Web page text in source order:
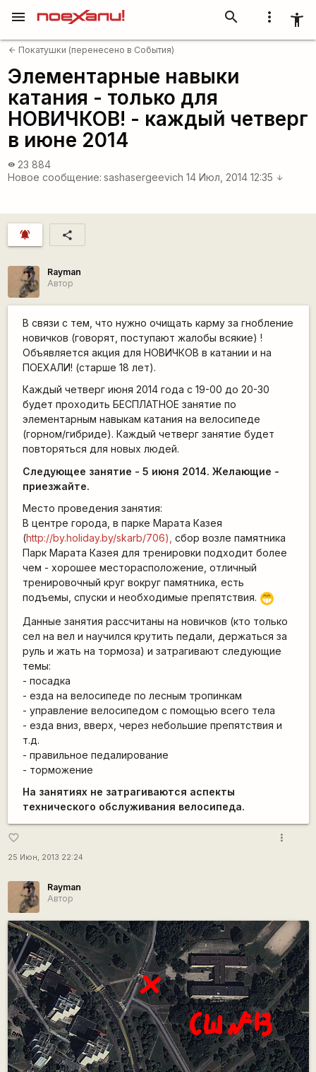
more_vert accessibility_new
search
menu
arrow_back Покатушки (перенесено в События)
Элементарные навыки
катания - только для
НОВИЧКОВ! - каждый четверг
в июне 2014
visibility 23 884
Новое сообщение: sashasergeevich 14 Июл, 2014 12:35 arrow_downward
notifications_active share
Rаyman
Автор
В связи с тем, что нужно очищать карму за гнобление
новичков (говорят, поступают жалобы всякие) !
Объявляется акция для НОВИЧКОВ в катании и на
ПОЕХАЛИ! (старше 18 лет).
Каждый четверг июня 2014 года с 19-00 до 20-30
будет проходить БЕСПЛАТНОЕ занятие по
элементарным навыкам катания на велосипеде
(горном/гибриде). Каждый четверг занятие будет
повторяться для новых людей.
Следующее занятие - 5 июня 2014. Желающие -
приезжайте.
Место проведения занятия:
В центре города, в парке Марата Казея
(http://by.holiday.by/skarb/706), сбор возле памятника
Парк Марата Казея для тренировки подходит более
чем - хорошее месторасположение, отличный
тренировочный круг вокруг памятника, есть
подъемы, спуски и необходимые препятствия. ;D
Данные занятия рассчитаны на новичков (кто только
сел на вел и научился крутить педали, держаться за
руль и жать на тормоза) и затрагивают следующие
темы:
- посадка
- езда на велосипеде по лесным тропинкам
- управление велосипедом с помощью всего тела
- езда вниз, вверх, через небольшие препятствия и
т.д.
- правильное педалирование
- торможение
На занятиях не затрагиваются аспекты
технического обслуживания велосипеда.
favorite_border
25 Июн, 2013 22:24
more_vert
Rаyman
Автор